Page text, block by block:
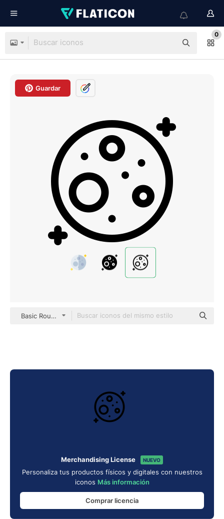
0
Guardar
Basic Rounded Lineal
Merchandising License NUEVO
Personaliza tus productos físicos y digitales con nuestros
iconos Más información
Comprar licencia